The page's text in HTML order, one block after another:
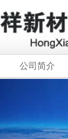
公司简介